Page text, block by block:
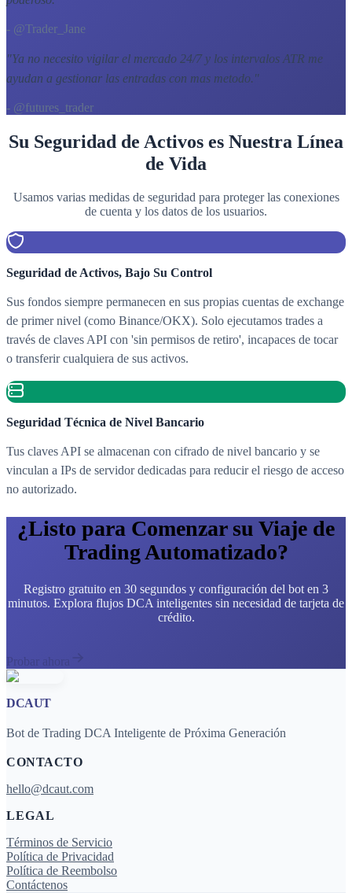
- @Trader_Jane
"Ya no necesito vigilar el mercado 24/7 y los intervalos ATR me
ayudan a gestionar las entradas con mas metodo. "
- @futures_trader
Su Seguridad de Activos es Nuestra Línea
de Vida
Usamos varias medidas de seguridad para proteger las conexiones
de cuenta y los datos de los usuarios.
Seguridad de Activos, Bajo Su Control
Sus fondos siempre permanecen en sus propias cuentas de exchange
de primer nivel (como Binance/OKX). Solo ejecutamos trades a
través de claves API con 'sin permisos de retiro', incapaces de tocar
o transferir cualquiera de sus activos.
Seguridad Técnica de Nivel Bancario
Tus claves API se almacenan con cifrado de nivel bancario y se
vinculan a IPs de servidor dedicadas para reducir el riesgo de acceso
no autorizado.
¿Listo para Comenzar su Viaje de
Trading Automatizado?
Registro gratuito en 30 segundos y configuración del bot en 3
minutos. Explora flujos DCA inteligentes sin necesidad de tarjeta de
crédito.
Probar ahora
DCAUT
Bot de Trading DCA Inteligente de Próxima Generación
CONTACTO
hello@dcaut.com
LEGAL
Términos de Servicio
Política de Privacidad
Política de Reembolso
Contáctenos